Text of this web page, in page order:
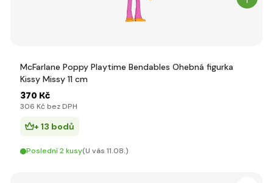
McFarlane Poppy Playtime Bendables Ohebná figurka
Kissy Missy 11 cm
370 Kč
306 Kč bez DPH
+ 13 bodů
Poslední 2 kusy(U vás 11.08.)